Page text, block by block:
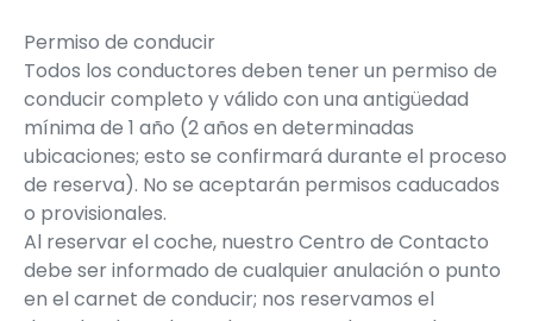
Permiso de conducir
Todos los conductores deben tener un permiso de
conducir completo y válido con una antigüedad
mínima de 1 año (2 años en determinadas
ubicaciones; esto se confirmará durante el proceso
de reserva). No se aceptarán permisos caducados
o provisionales.
Al reservar el coche, nuestro Centro de Contacto
debe ser informado de cualquier anulación o punto
en el carnet de conducir; nos reservamos el